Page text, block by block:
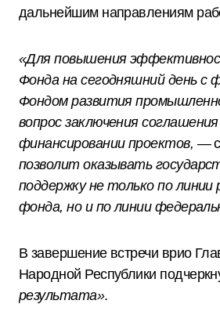
дальнейшим направлениям
«Для повышения
Фонда на сегодняшний день с
Фондом развития
вопрос заключения
финансировании проектов, —
позволит оказывать
поддержку не только по линии
фонда, но и по линии
В завершение встречи врио
Народной Республики
результата».